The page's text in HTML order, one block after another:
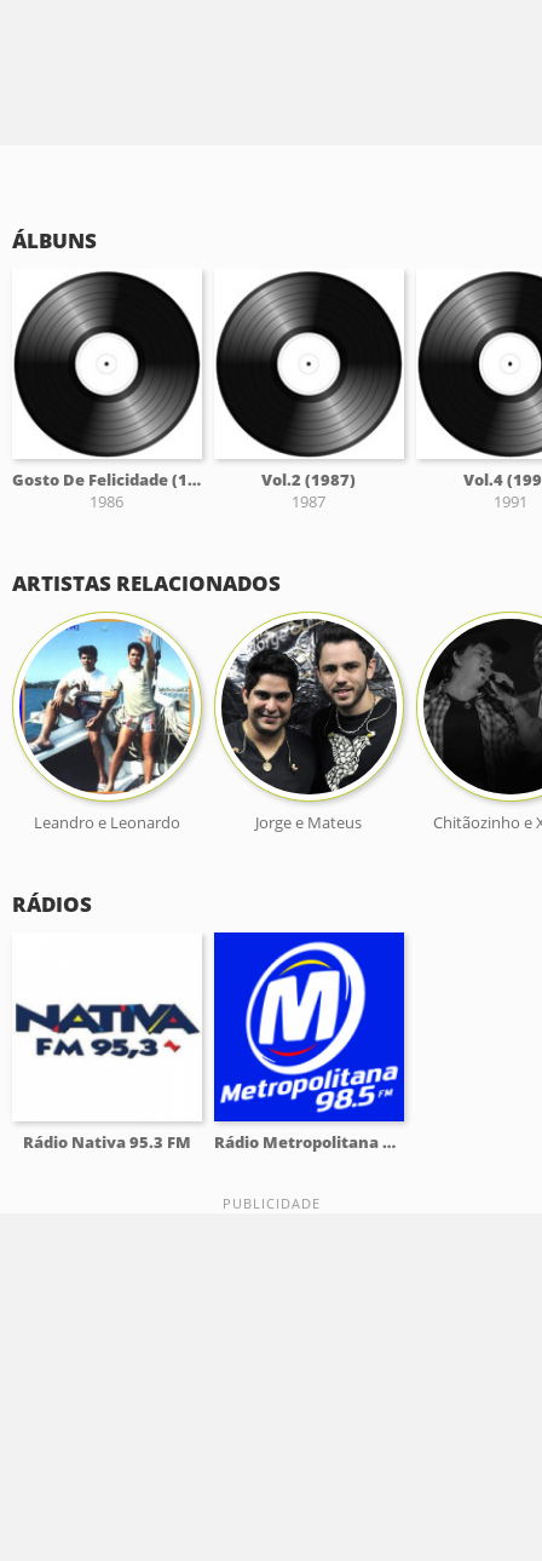
ÁLBUNS
Gosto De Felicidade (1986)
1986
Vol.2 (1987)
1987
Vol.4
1991
ARTISTAS RELACIONADOS
Leandro e Leonardo Jorge e Mateus Chitãozinho e
RÁDIOS
Rádio Nativa 95.3 FM Rádio Metropolitana 98.5 FM